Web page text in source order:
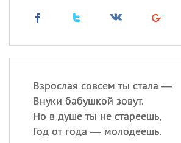
Взрослая совсем ты стала —
Внуки бабушкой зовут.
Но в душе ты не стареешь,
Год от года — молодеешь.